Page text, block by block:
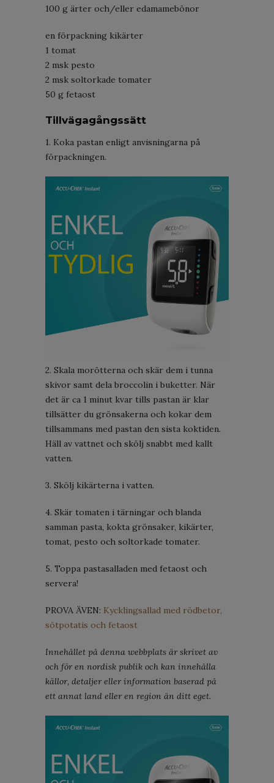
100 g ärter och/eller edamamebönor
en förpackning kikärter
1 tomat
2 msk pesto
2 msk soltorkade tomater
50 g fetaost
Tillvägagångssätt
1. Koka pastan enligt anvisningarna på
förpackningen.
2. Skala morötterna och skär dem i tunna
skivor samt dela broccolin i buketter. När
det är ca 1 minut kvar tills pastan är klar
tillsätter du grönsakerna och kokar dem
tillsammans med pastan den sista koktiden.
Häll av vattnet och skölj snabbt med kallt
vatten.
3. Skölj kikärterna i vatten.
4. Skär tomaten i tärningar och blanda
samman pasta, kokta grönsaker, kikärter,
tomat, pesto och soltorkade tomater.
5. Toppa pastasalladen med fetaost och
servera!
PROVA ÄVEN: Kycklingsallad med rödbetor,
sötpotatis och fetaost
Innehållet på denna webbplats är skrivet av
och för en nordisk publik och kan innehålla
källor, detaljer eller information baserad på
ett annat land eller en region än ditt eget.